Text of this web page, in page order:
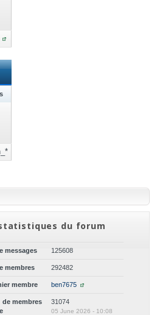
du forum
messages 125608
membres 292482
membre ben7675
de membres
31074
05 June 2026 - 10:08